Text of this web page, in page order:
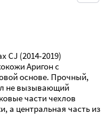
CJ (2014-2019)
Аригон с
основе. Прочный,
не вызывающий
части чехлов
а центральная часть из